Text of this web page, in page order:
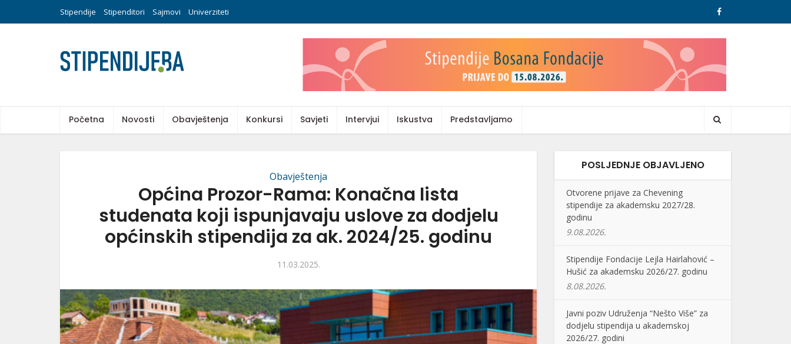
Stipendije Stipenditori Sajmovi Univerziteti
Početna Novosti Obavještenja Konkursi Savjeti Intervjui Iskustva Predstavljamo
Obavještenja
Općina Prozor-Rama: Konačna lista
studenata koji ispunjavaju uslove za dodjelu
općinskih stipendija za ak. 2024/25. godinu
11.03.2025.
POSLJEDNJE OBJAVLJENO
Otvorene prijave za Chevening
stipendije za akademsku 2027/28.
godinu
9.08.2026.
Stipendije Fondacije Lejla Hairlahović –
Hušić za akademsku 2026/27. godinu
8.08.2026.
Javni poziv Udruženja “Nešto Više” za
dodjelu stipendija u akademskoj
2026/27. godini